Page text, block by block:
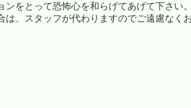
をとって恐怖心を和らげてあげて下さい。
、スタッフが代わりますのでご遠慮なく